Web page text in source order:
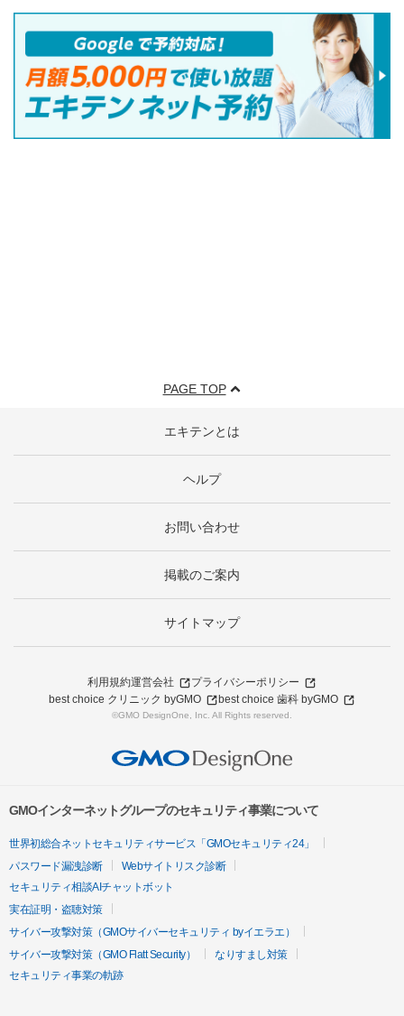
PAGE TOP
エキテンとは
ヘルプ
お問い合わせ
掲載のご案内
サイトマップ
利用規約運営会社
プライバシーポリシー
best choice クリニック byGMO
best choice 歯科 byGMO
©GMO DesignOne, Inc. All Rights reserved.
GMOインターネットグループのセキュリティ事業について
世界初総合ネットセキュリティサービス「GMOセキュリティ24」
パスワード漏洩診断
Webサイトリスク診断
セキュリティ相談AIチャットボット
実在証明・盗聴対策
サイバー攻撃対策（GMOサイバーセキュリティ byイエラエ）
サイバー攻撃対策（GMO Flatt Security）
なりすまし対策
セキュリティ事業の軌跡